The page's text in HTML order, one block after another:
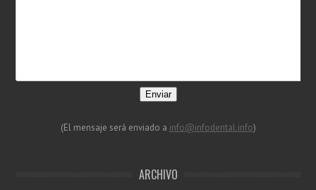
Enviar
(El mensaje será enviado a info@infodental.info)
ARCHIVO